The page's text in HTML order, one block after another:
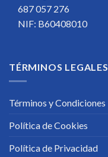
687 057 276
NIF: B60408010
TÉRMINOS LEGALES
Términos y Condiciones
Política de Cookies
Política de Privacidad